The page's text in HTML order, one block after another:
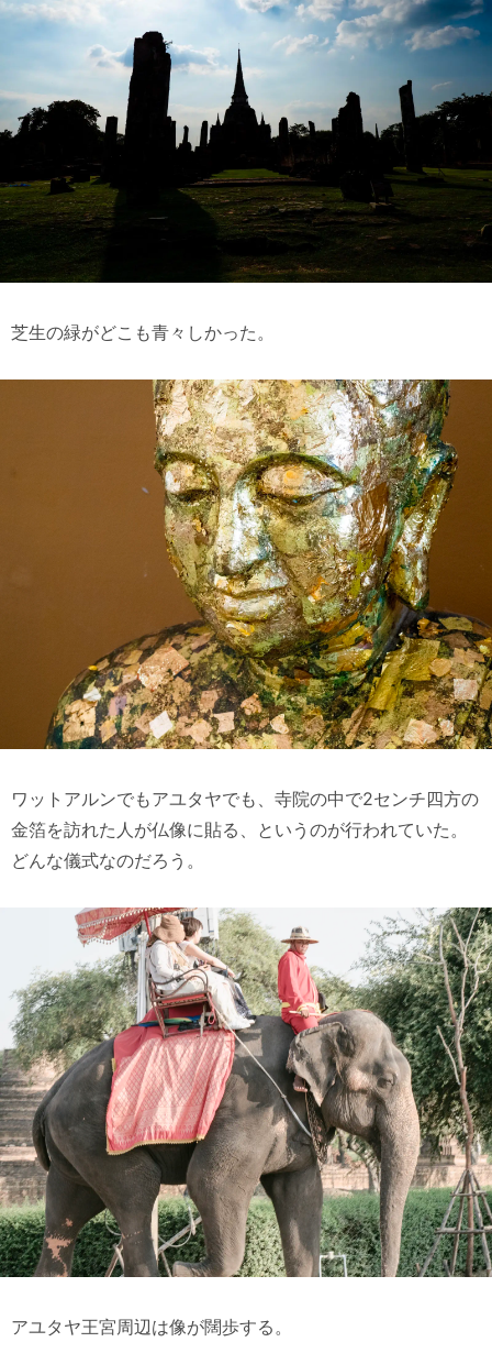
芝生の緑がどこも青々しかった。
ワットアルンでもアユタヤでも、寺院の中で2センチ四方の
金箔を訪れた人が仏像に貼る、というのが行われていた。
どんな儀式なのだろう。
アユタヤ王宮周辺は像が闊歩する。